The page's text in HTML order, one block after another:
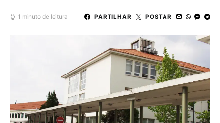
1 minuto de leitura PARTILHAR POSTAR